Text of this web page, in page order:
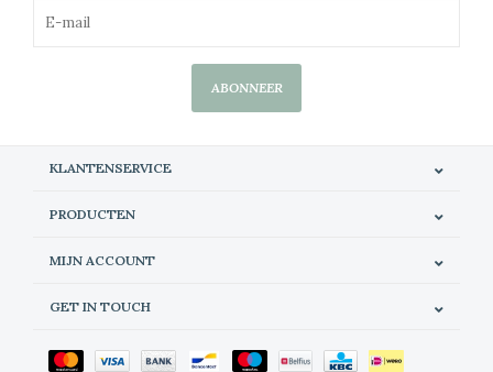
ABONNEER
KLANTENSERVICE
PRODUCTEN
MIJN ACCOUNT
GET IN TOUCH